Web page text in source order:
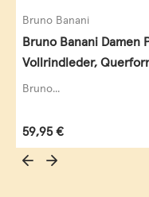
Bruno Banani
Bruno Banani Damen
Vollrindleder,
Bruno...
Regulärer Preis:
59,95 €